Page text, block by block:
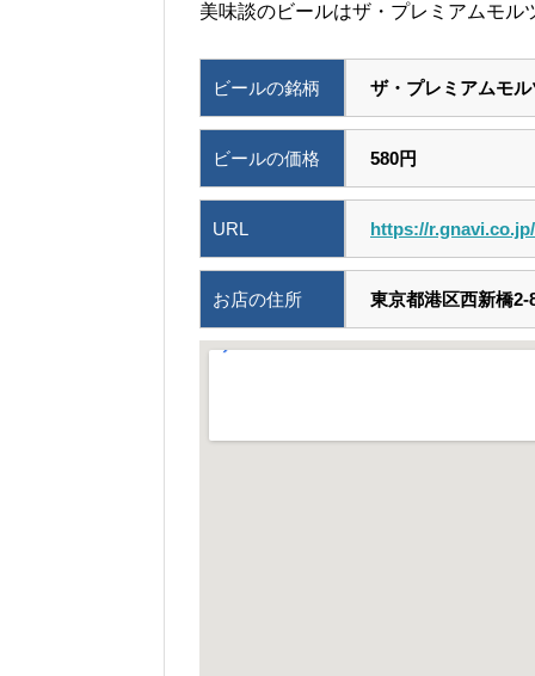
美味談のビールはザ・プレミアムモル
ビールの銘柄 ザ・プレミアムモ
ビールの価格 580円
URL https://
お店の住所 東京都港区西新橋2-